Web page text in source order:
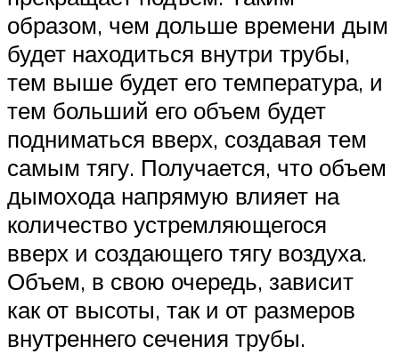
образом, чем дольше времени дым
будет находиться внутри трубы,
тем выше будет его температура, и
тем больший его объем будет
подниматься вверх, создавая тем
самым тягу. Получается, что объем
дымохода напрямую влияет на
количество устремляющегося
вверх и создающего тягу воздуха.
Объем, в свою очередь, зависит
как от высоты, так и от размеров
внутреннего сечения трубы.